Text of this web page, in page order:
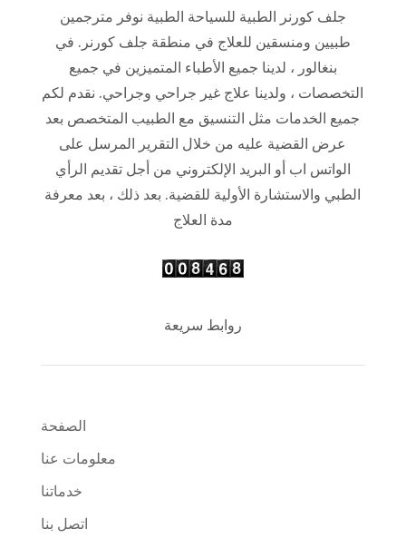
جلف كورنر الطبية للسياحة الطبية نوفر مترجمين
طبيين ومنسقين للعلاج في منطقة جلف كورنر. في
بنغالور ، لدينا جميع الأطباء المتميزين في جميع
التخصصات ، ولدينا علاج غير جراحي وجراحي. نقدم لكم
جميع الخدمات مثل التنسيق مع الطبيب المتخصص بعد
عرض القضية عليه من خلال التقرير المرسل على
الواتس اب أو البريد الإلكتروني من أجل تقديم الرأي
الطبي والاستشارة الأولية للقضية. بعد ذلك ، بعد معرفة
مدة العلاج
روابط سريعة
الصفحة
معلومات عنا
خدماتنا
اتصل بنا